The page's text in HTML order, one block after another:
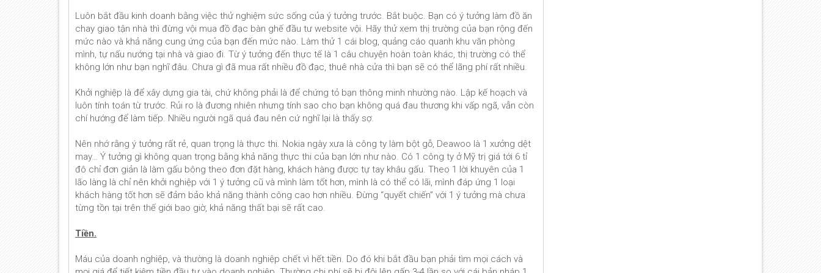
Luôn bắt đầu kinh doanh bằng việc thử nghiệm sức sống của ý tưởng trước. Bắt buộc. Bạn có ý tưởng làm đồ ăn
chay giao tận nhà thì đừng vội mua đồ đạc bàn ghế đầu tư website vội. Hãy thử xem thị trường của bạn rộng đến
mức nào và khả năng cung ứng của bạn đến mức nào. Làm thử 1 cái blog, quảng cáo quanh khu văn phòng
mình, tự nấu nướng tại nhà và giao đi. Từ ý tưởng đến thực tế là 1 câu chuyện hoàn toàn khác, thị trường có thể
không lớn như bạn nghĩ đâu. Chưa gì đã mua rất nhiều đồ đạc, thuê nhà cửa thì bạn sẽ có thể lãng phí rất nhiều.
Khởi nghiệp là để xây dựng gia tài, chứ không phải là để chứng tỏ bạn thông minh nhường nào. Lập kế hoạch và
luôn tính toán từ trước. Rủi ro là đương nhiên nhưng tính sao cho bạn không quá đau thương khi vấp ngã, vẫn còn
chí hướng để làm tiếp. Nhiều người ngã quá đau nên cứ nghĩ lại là thấy sợ.
Nên nhớ rằng ý tưởng rất rẻ, quan trọng là thực thi. Nokia ngày xưa là công ty làm bột gỗ, Deawoo là 1 xưởng dệt
may… Ý tưởng gì không quan trọng bằng khả năng thực thi của bạn lớn như nào. Có 1 công ty ở Mỹ trị giá tới 6 tỉ
đô chỉ đơn giản là làm gấu bông theo đơn đặt hàng, khách hàng được tự tay khâu gấu. Theo 1 lời khuyên của 1
lão làng là chỉ nên khởi nghiệp với 1 ý tưởng cũ và mình làm tốt hơn, mình là có thể có lãi, mình đáp ứng 1 loại
khách hàng tốt hơn sẽ đảm bảo khả năng thành công cao hơn nhiều. Đừng “quyết chiến” với 1 ý tưởng mà chưa
từng tồn tại trên thế giới bao giờ, khả năng thất bại sẽ rất cao.
Tiền.
Máu của doanh nghiệp, và thường là doanh nghiệp chết vì hết tiền. Do đó khi bắt đầu bạn phải tìm mọi cách và